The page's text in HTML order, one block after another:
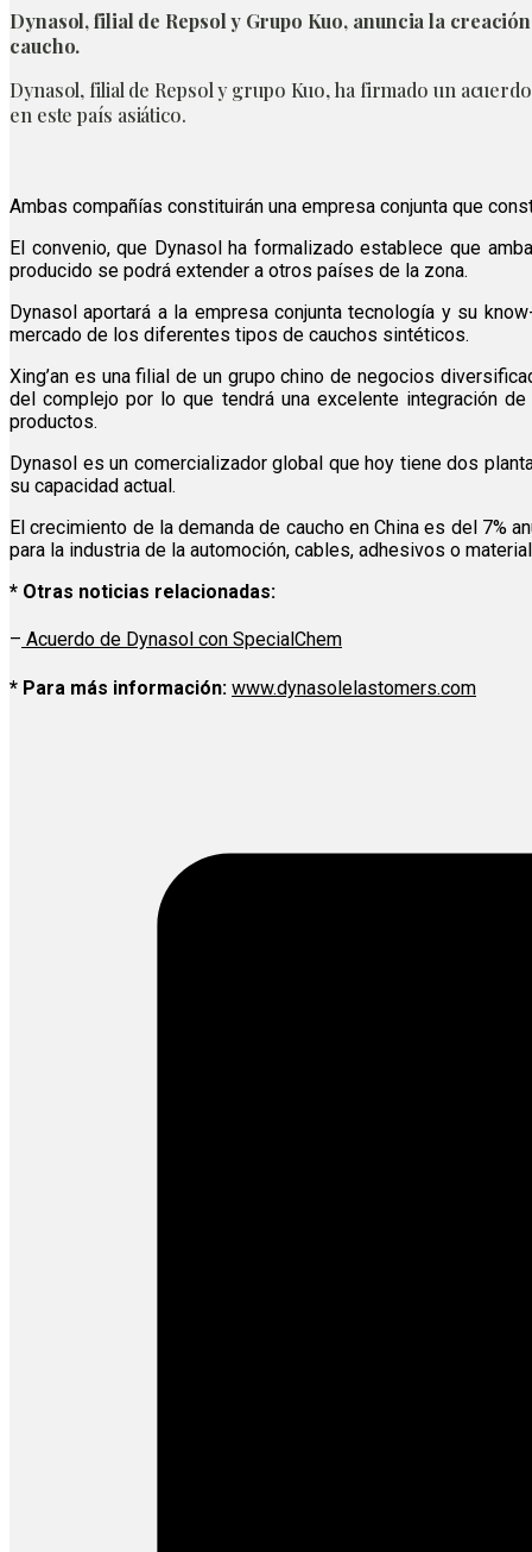
Dynasol, filial de Repsol y Grupo Kuo, anuncia la
caucho.
Dynasol, filial de Repsol y grupo Kuo, ha firmado un
en este país asiático.
Ambas compañías constituirán una empresa conjunta que
El convenio, que Dynasol ha formalizado establece que
producido se podrá extender a otros países de la zona.
Dynasol aportará a la empresa conjunta tecnología y su
mercado de los diferentes tipos de cauchos sintéticos.
Xing’an es una filial de un grupo chino de negocios
del complejo por lo que tendrá una excelente integración
productos.
Dynasol es un comercializador global que hoy tiene dos
su capacidad actual.
El crecimiento de la demanda de caucho en China es del
para la industria de la automoción, cables, adhesivos o
* Otras noticias relacionadas:
– Acuerdo de Dynasol con SpecialChem
* Para más información: www.dynasolelastomers.com